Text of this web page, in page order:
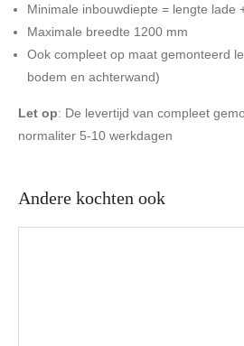
Minimale inbouwdiepte = lengte lade
Maximale breedte 1200 mm
Ook compleet op maat gemonteerd
bodem en achterwand)
Let op: De levertijd van compleet
normaliter 5-10 werkdagen
Andere kochten ook